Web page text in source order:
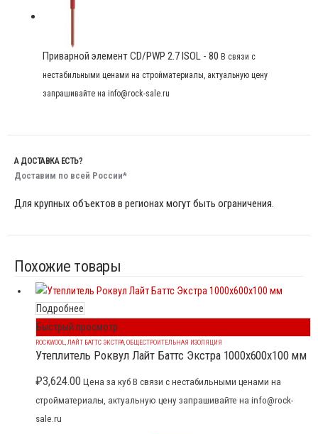
Приварной элемент CD/PWP 2.7 ISOL - 80 В связи с
нестабильными ценами на стройматериалы, актуальную цену
запрашивайте на info@rock-sale.ru
А ДОСТАВКА ЕСТЬ?
Доставим по всей России*
Для крупных объектов в регионах могут быть ограничения.
Похожие товары
Подробнее
Быстрый просмотр
ROCKWOOL,ЛАЙТ БАТТС ЭКСТРА,ОБЩЕСТРОИТЕЛЬНАЯ ИЗОЛЯЦИЯ
Утеплитель Роквул Лайт Баттс Экстра 1000x600x100 мм
₽3,624.00 Цена за куб В связи с нестабильными ценами на
стройматериалы, актуальную цену запрашивайте на info@rock-
sale.ru